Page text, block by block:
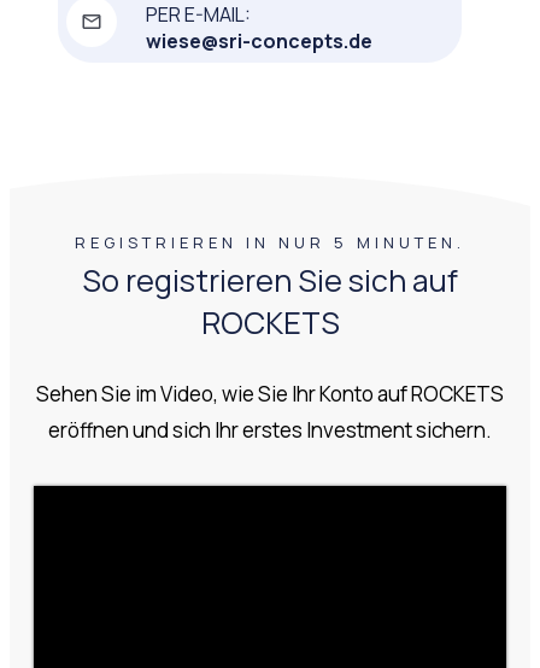
PER E-MAIL:
wiese@sri-concepts.de
REGISTRIEREN IN NUR 5 MINUTEN.
So registrieren Sie sich auf
ROCKETS
Sehen Sie im Video, wie Sie Ihr Konto auf ROCKETS
eröffnen und sich Ihr erstes Investment sichern.